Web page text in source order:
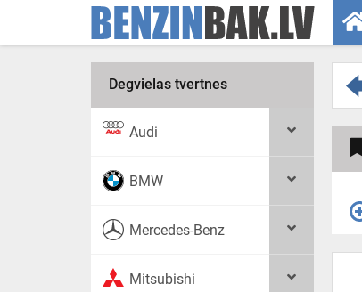
Degvielas tvertnes
Audi
BMW
Mercedes-Benz
Mitsubishi